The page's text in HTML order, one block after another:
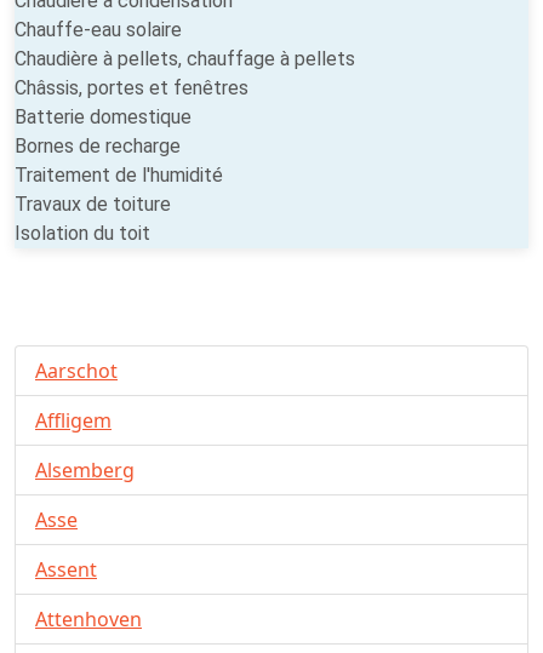
Chauffe-eau solaire
Chaudière à pellets, chauffage à pellets
Châssis, portes et fenêtres
Batterie domestique
Bornes de recharge
Traitement de l'humidité
Travaux de toiture
Isolation du toit
Aarschot
Affligem
Alsemberg
Asse
Assent
Attenhoven